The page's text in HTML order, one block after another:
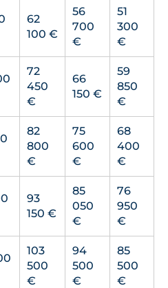
62
100 €
56
700
€
51
300
€
72
450
€
66
150 €
59
850
€
82
800
€
75
600
€
68
400
€
93
150 €
85
050
€
76
950
€
103
500
€
94
500
€
85
500
€